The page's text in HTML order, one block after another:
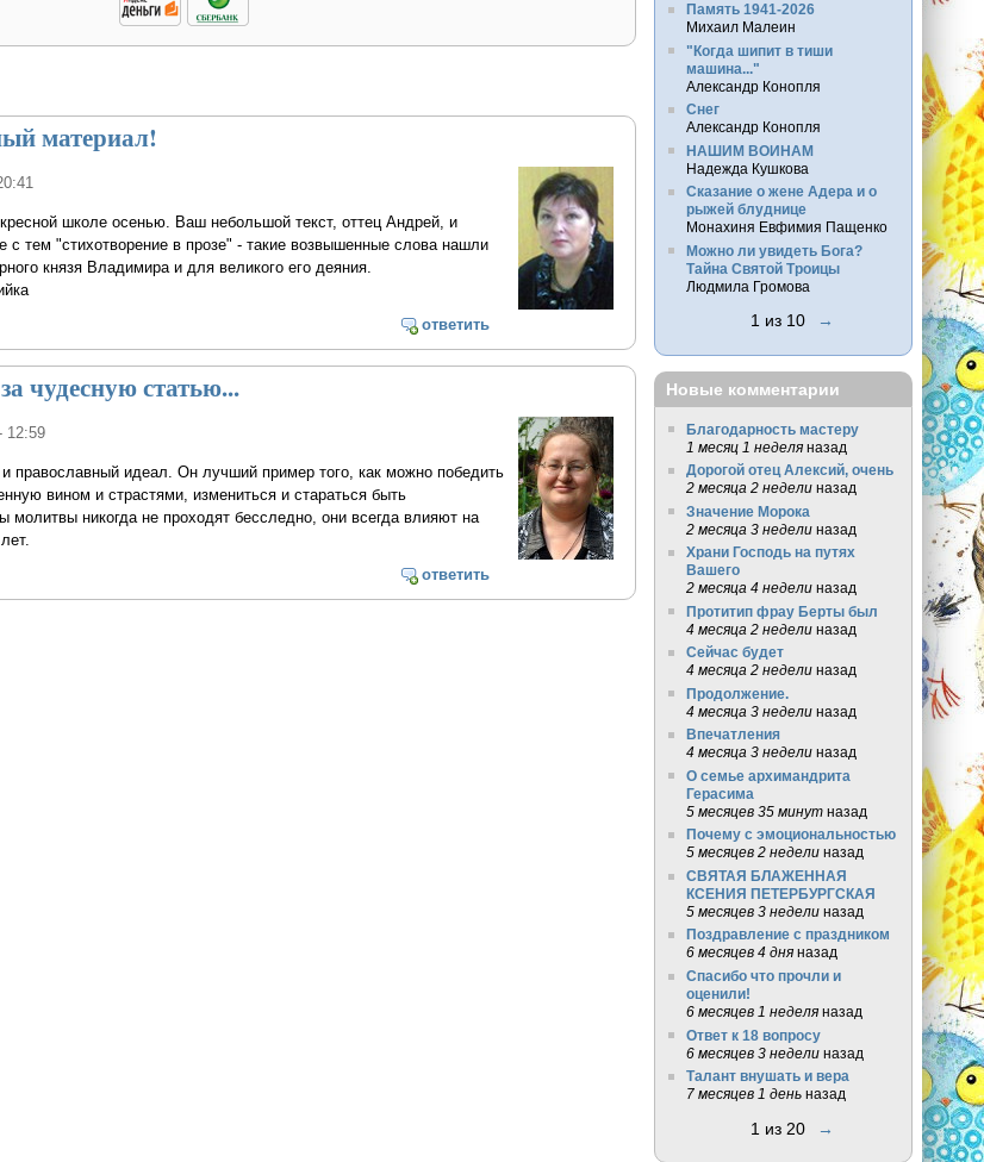
материал!
школе осенью. Ваш небольшой текст, оттец Андрей, и
с тем "стихотворение в прозе" - такие возвышенные слова нашли
князя Владимира и для великого его деяния.
ответить
чудесную статью...
12:59
православный идеал. Он лучший пример того, как можно победить
вином и страстями, измениться и стараться быть
молитвы никогда не проходят бесследно, они всегда влияют на
ответить
Память 1941-2026
Михаил Малеин
"Когда шипит в тиши
машина..."
Александр Конопля
Снег
Александр Конопля
НАШИМ ВОИНАМ
Надежда Кушкова
Сказание о жене Адера и о
рыжей блуднице
Монахиня Евфимия Пащенко
Можно ли увидеть Бога?
Тайна Святой Троицы
Людмила Громова
1 из 10 →
Новые комментарии
Благодарность мастеру
1 месяц 1 неделяназад
Дорогой отец Алексий, очень
2 месяца 2 неделиназад
Значение Морока
2 месяца 3 неделиназад
Храни Господь на путях
Вашего
2 месяца 4 неделиназад
Протитип фрау Берты был
4 месяца 2 неделиназад
Сейчас будет
4 месяца 2 неделиназад
Продолжение.
4 месяца 3 неделиназад
Впечатления
4 месяца 3 неделиназад
О семье архимандрита
Герасима
5 месяцев 35 минутназад
Почему с эмоциональностью
5 месяцев 2 неделиназад
СВЯТАЯ БЛАЖЕННАЯ
КСЕНИЯ ПЕТЕРБУРГСКАЯ
5 месяцев 3 неделиназад
Поздравление с праздником
6 месяцев 4 дняназад
Спасибо что прочли и
оценили!
6 месяцев 1 неделяназад
Ответ к 18 вопросу
6 месяцев 3 неделиназад
Талант внушать и вера
7 месяцев 1 деньназад
1 из 20 →